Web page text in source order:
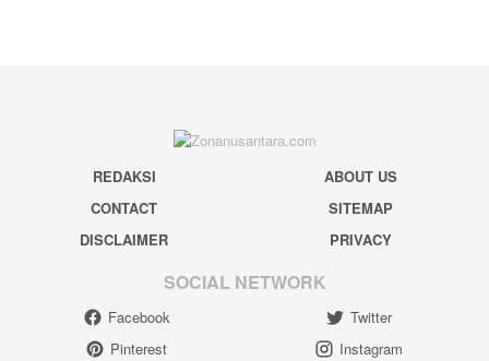
REDAKSI
ABOUT US
CONTACT
SITEMAP
DISCLAIMER
PRIVACY
SOCIAL NETWORK
Facebook
Twitter
Pinterest
Instagram